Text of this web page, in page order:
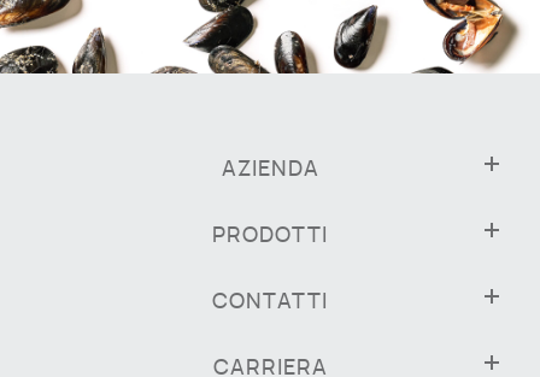
AZIENDA
PRODOTTI
CONTATTI
CARRIERA